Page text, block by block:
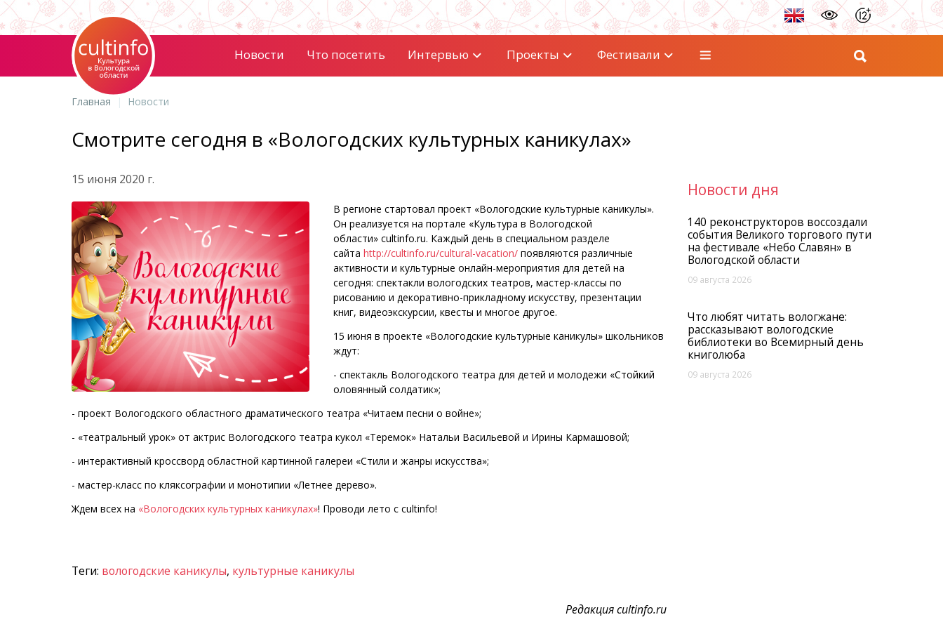
Новости Что посетить Интервью Проекты Фестивали
Главная Новости
Смотрите сегодня в «Вологодских культурных каникулах»
15 июня 2020 г.
В регионе стартовал проект «Вологодские культурные каникулы».
Он реализуется на портале «Культура в Вологодской
области» cultinfo.ru. Каждый день в специальном разделе
сайта http://cultinfo.ru/cultural-vacation/появляются различные
активности и культурные онлайн-мероприятия для детей на
сегодня: спектакли вологодских театров, мастер-классы по
рисованию и декоративно-прикладному искусству, презентации
книг, видеоэкскурсии, квесты и многое другое.
15 июня в проекте «Вологодские культурные каникулы» школьников
ждут:
- спектакль Вологодского театра для детей и молодежи «Стойкий
оловянный солдатик»;
- проект Вологодского областного драматического театра «Читаем песни о войне»;
- «театральный урок» от актрис Вологодского театра кукол «Теремок» Натальи Васильевой и Ирины Кармашовой;
- интерактивный кроссворд областной картинной галереи «Стили и жанры искусства»;
- мастер-класс по кляксографии и монотипии «Летнее дерево».
Ждем всех на «Вологодских культурных каникулах»! Проводи лето с cultinfo!
Теги: вологодские каникулы, культурные каникулы
Редакция cultinfo.ru
Новости дня
140 реконструкторов воссоздали
события Великого торгового пути
на фестивале «Небо Славян» в
Вологодской области
09 августа 2026
Что любят читать вологжане:
рассказывают вологодские
библиотеки во Всемирный день
книголюба
09 августа 2026